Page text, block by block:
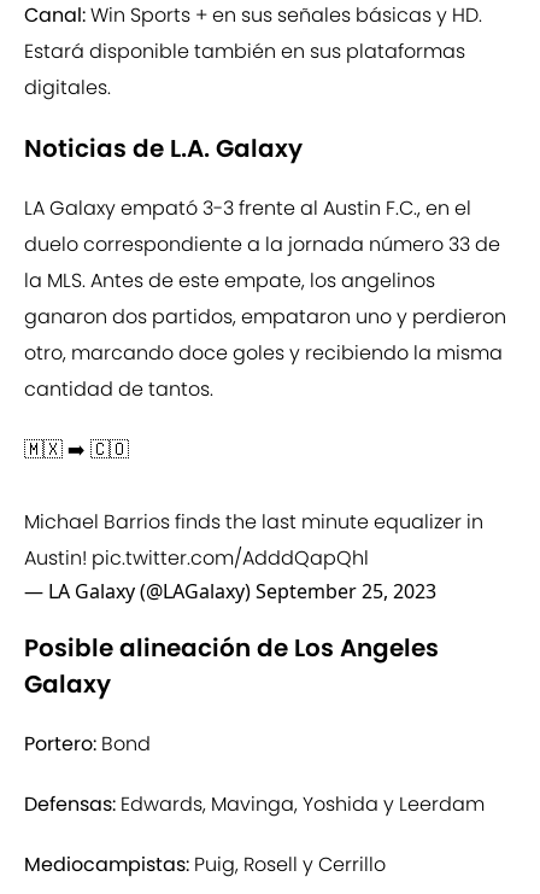
Canal:Win Sports + en sus señales básicas y HD.
Estará disponible también en sus plataformas
digitales.
Noticias de L.A. Galaxy
LA Galaxy empató 3-3 frente al Austin F.C., en el
duelo correspondiente a la jornada número 33 de
la MLS. Antes de este empate, los angelinos
ganaron dos partidos, empataron uno y perdieron
otro, marcando doce goles y recibiendo la misma
cantidad de tantos.
🇲🇽 ➡️ 🇨🇴
Michael Barrios finds the last minute equalizer in
Austin! pic.twitter.com/AdddQapQhl
— LA Galaxy (@LAGalaxy)September 25, 2023
Posible alineación de Los Angeles
Galaxy
Portero: Bond
Defensas: Edwards, Mavinga, Yoshida y Leerdam
Mediocampistas: Puig, Rosell y Cerrillo